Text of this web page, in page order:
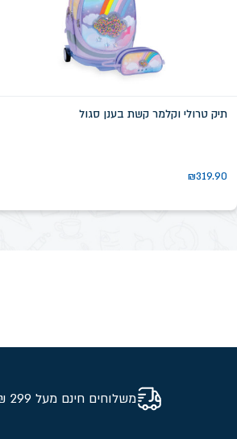
תיק טרולי וקלמר קשת בענן סגול
₪319.90
משלוחים חינם מעל 299 ₪